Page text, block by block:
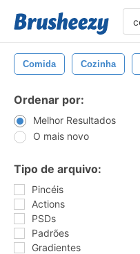
Comida Cozinha
Ordenar por:
Melhor Resultados
O mais novo
Tipo de arquivo:
Pincéis
Actions
PSDs
Padrões
Gradientes